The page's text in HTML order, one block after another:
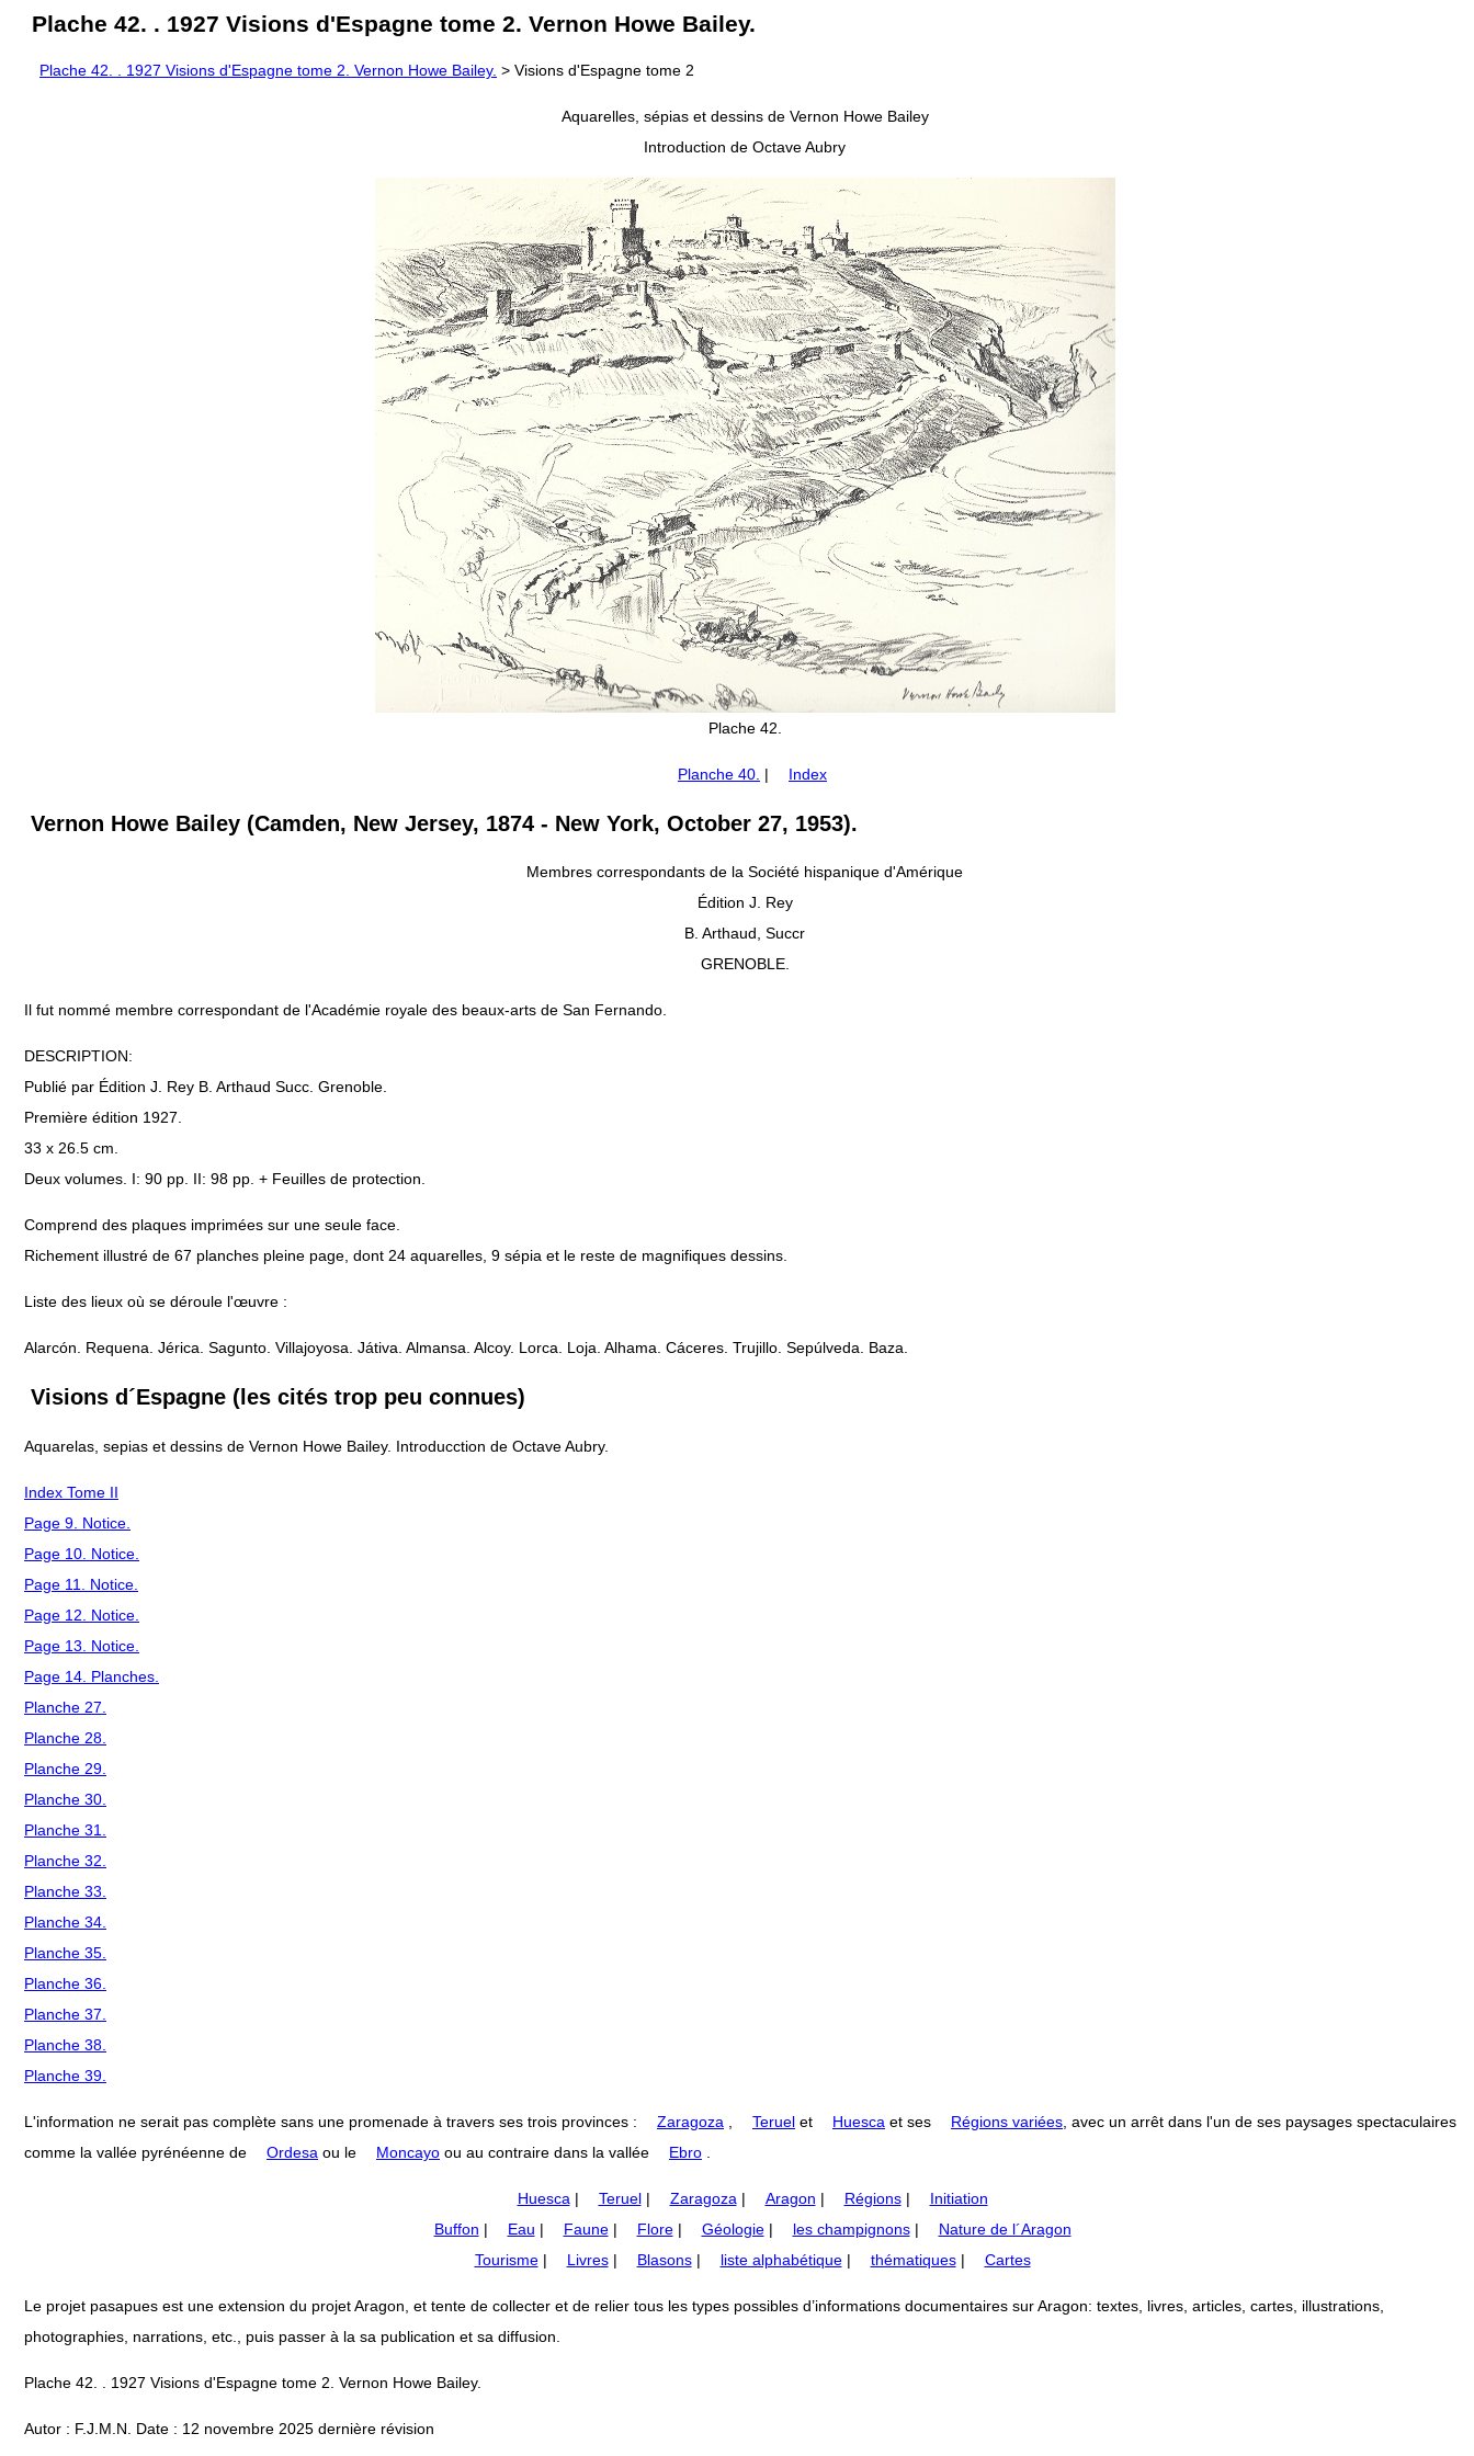
Plache 42. . 1927 Visions d'Espagne tome 2. Vernon Howe Bailey.
Plache 42. . 1927 Visions d'Espagne tome 2. Vernon Howe Bailey. > Visions d'Espagne tome 2
Aquarelles, sépias et dessins de Vernon Howe Bailey
Introduction de Octave Aubry
Plache 42.
Planche 40. | Index
Vernon Howe Bailey (Camden, New Jersey, 1874 - New York, October 27, 1953).
Membres correspondants de la Société hispanique d'Amérique
Édition J. Rey
B. Arthaud, Succr
GRENOBLE.
Il fut nommé membre correspondant de l'Académie royale des beaux-arts de San Fernando.
DESCRIPTION:
Publié par Édition J. Rey B. Arthaud Succ. Grenoble.
Première édition 1927.
33 x 26.5 cm.
Deux volumes. I: 90 pp. II: 98 pp. + Feuilles de protection.
Comprend des plaques imprimées sur une seule face.
Richement illustré de 67 planches pleine page, dont 24 aquarelles, 9 sépia et le reste de magnifiques dessins.
Liste des lieux où se déroule l'œuvre :
Alarcón. Requena. Jérica. Sagunto. Villajoyosa. Játiva. Almansa. Alcoy. Lorca. Loja. Alhama. Cáceres. Trujillo. Sepúlveda. Baza.
Visions d´Espagne (les cités trop peu connues)
Aquarelas, sepias et dessins de Vernon Howe Bailey. Introducction de Octave Aubry.
Index Tome II
Page 9. Notice.
Page 10. Notice.
Page 11. Notice.
Page 12. Notice.
Page 13. Notice.
Page 14. Planches.
Planche 27.
Planche 28.
Planche 29.
Planche 30.
Planche 31.
Planche 32.
Planche 33.
Planche 34.
Planche 35.
Planche 36.
Planche 37.
Planche 38.
Planche 39.
L'information ne serait pas complète sans une promenade à travers ses trois provinces : Zaragoza Teruel et Huesca et ses Régions variées , avec un arrêt dans l'un de ses paysages spectaculaires
comme la vallée pyrénéenne de
Ordesa ou le Moncayo ou au contraire dans la vallée Ebro
Huesca | Teruel| Zaragoza | Aragon | Régions|
Initiation
Buffon | Eau | Faune| Flore| Géologie| les champignons|
Nature de l´Aragon
Tourisme| Livres| Blasons| liste alphabétique| thématiques| Cartes
Le projet pasapues est une extension du projet Aragon, et tente de collecter et de relier tous les types possibles d’informations documentaires sur Aragon: textes, livres, articles, cartes, illustrations,
photographies, narrations, etc., puis passer à la sa publication et sa diffusion.
Plache 42. . 1927 Visions d'Espagne tome 2. Vernon Howe Bailey.
Autor : F.J.M.N. Date : 12 novembre 2025 dernière révision